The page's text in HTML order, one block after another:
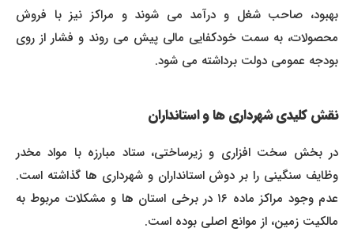
بهبود، صاحب شغل و درآمد می شوند و مراکز نیز با فروش
محصولات، به سمت خودکفایی مالی پیش می روند و فشار از روی
بودجه عمومی دولت برداشته می شود.
نقش کلیدی شهرداری ها و استانداران
در بخش سخت افزاری و زیرساختی، ستاد مبارزه با مواد مخدر
وظایف سنگینی را بر دوش استانداران و شهرداری ها گذاشته است.
عدم وجود مراکز ماده ۱۶ در برخی استان ها و مشکلات مربوط به
مالکیت زمین، از موانع اصلی بوده است.